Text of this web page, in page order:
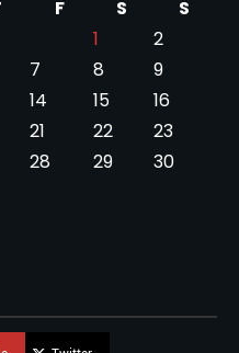
F S
S
1
2
7 8
9
14 15
16
21 22
23
28 29
30